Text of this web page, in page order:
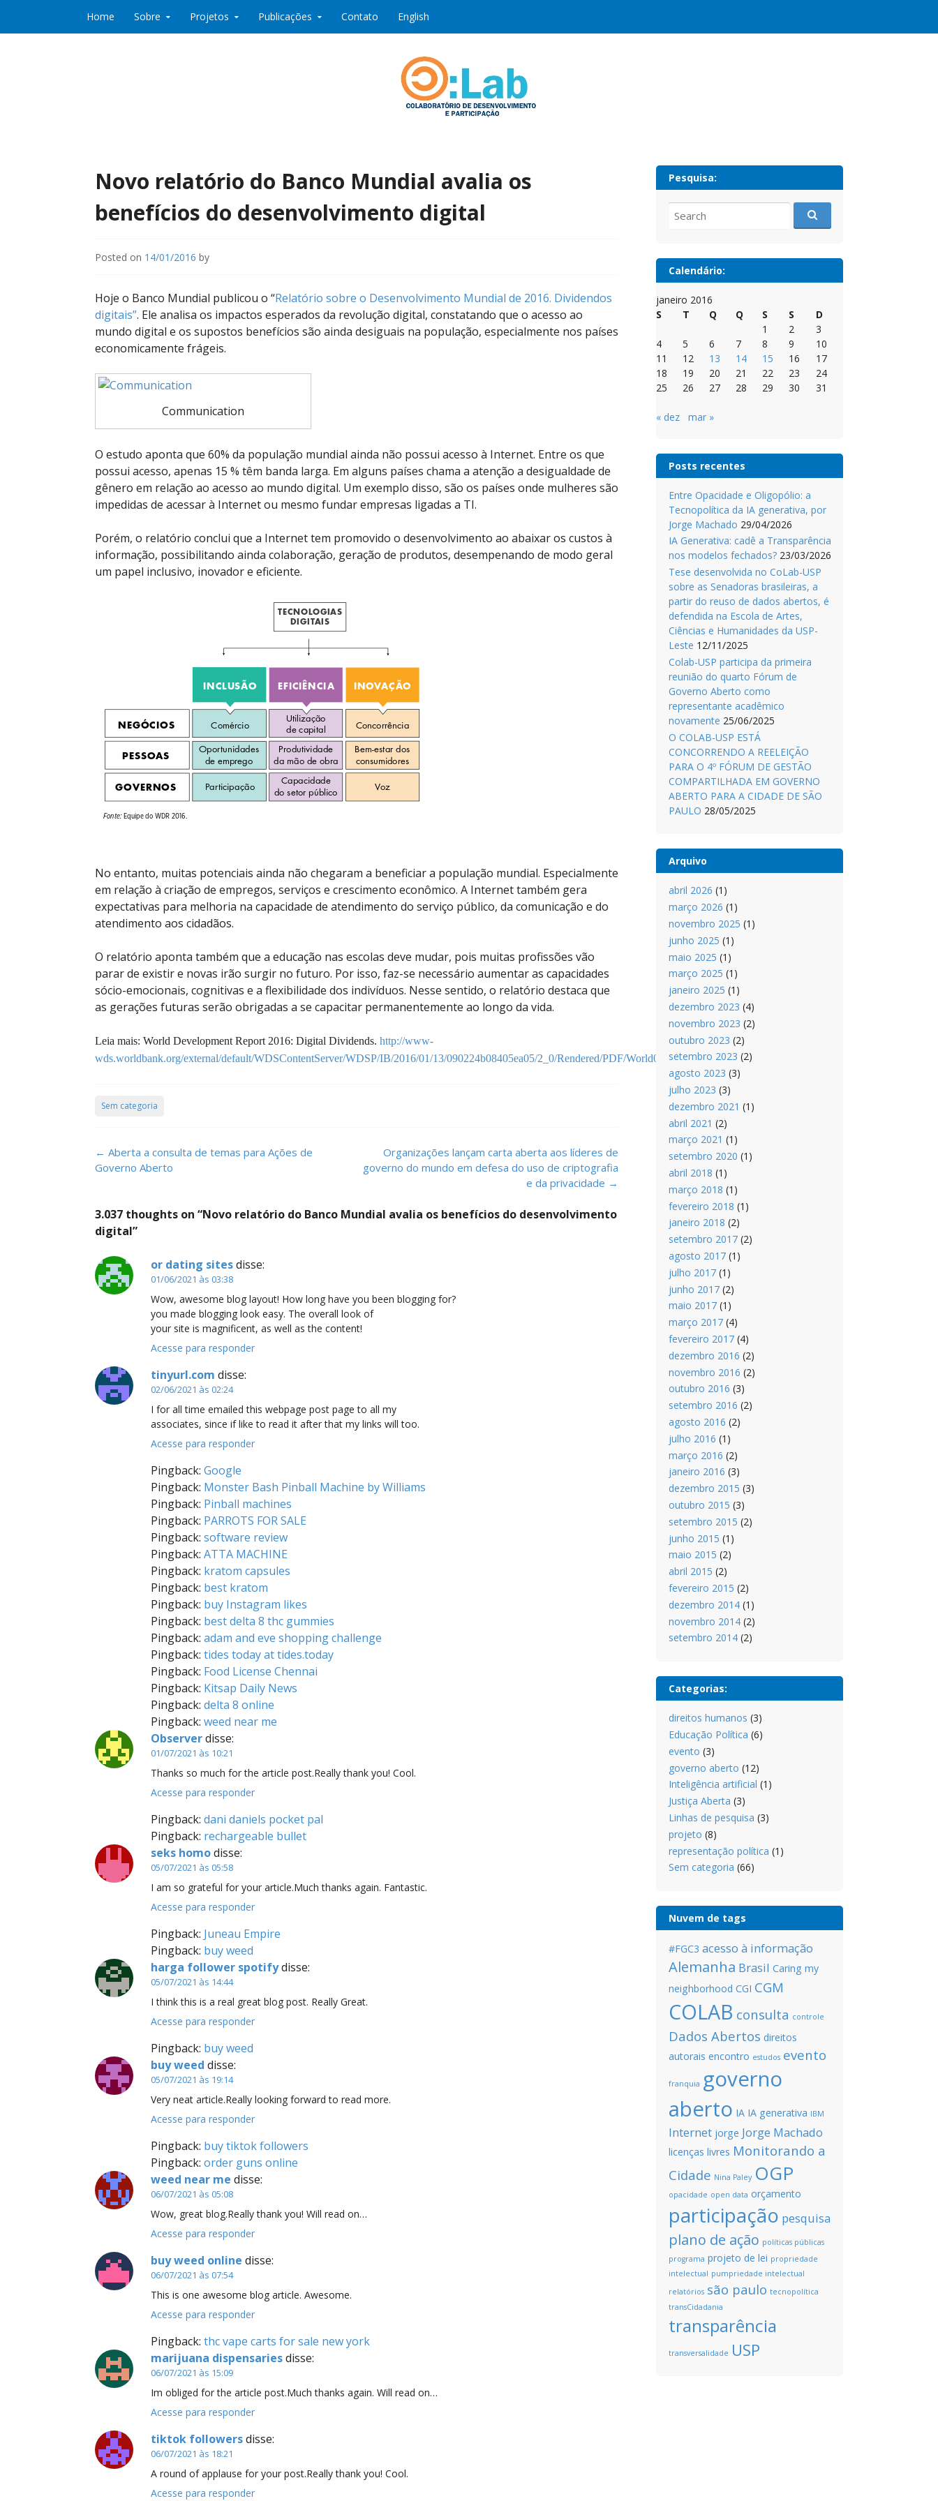
Home Sobre Projetos Publicações Contato English
Novo relatório do Banco Mundial avalia os
benefícios do desenvolvimento digital
Posted on 14/01/2016 by
Hoje o Banco Mundial publicou o “Relatório sobre o Desenvolvimento Mundial de 2016. Dividendos
digitais”. Ele analisa os impactos esperados da revolução digital, constatando que o acesso ao
mundo digital e os supostos benefícios são ainda desiguais na população, especialmente nos países
economicamente frágeis.
Communication
O estudo aponta que 60% da população mundial ainda não possui acesso à Internet. Entre os que
possui acesso, apenas 15 % têm banda larga. Em alguns países chama a atenção a desigualdade de
gênero em relação ao acesso ao mundo digital. Um exemplo disso, são os países onde mulheres são
impedidas de acessar à Internet ou mesmo fundar empresas ligadas a TI.
Porém, o relatório conclui que a Internet tem promovido o desenvolvimento ao abaixar os custos à
informação, possibilitando ainda colaboração, geração de produtos, desempenando de modo geral
um papel inclusivo, inovador e eficiente.
No entanto, muitas potenciais ainda não chegaram a beneficiar a população mundial. Especialmente
em relação à criação de empregos, serviços e crescimento econômico. A Internet também gera
expectativas para melhoria na capacidade de atendimento do serviço público, da comunicação e do
atendimento aos cidadãos.
O relatório aponta também que a educação nas escolas deve mudar, pois muitas profissões vão
parar de existir e novas irão surgir no futuro. Por isso, faz-se necessário aumentar as capacidades
sócio-emocionais, cognitivas e a flexibilidade dos indivíduos. Nesse sentido, o relatório destaca que
as gerações futuras serão obrigadas a se capacitar permanentemente ao longo da vida.
Leia mais: World Development Report 2016: Digital Dividends. http://www-
wds.worldbank.org/external/default/WDSContentServer/WDSP/IB/2016/01/13/090224b08405ea05/2_0/Rendered/PDF/World0developm0000digital0dividends.pdf
Sem categoria
Post
navigation
← Aberta a consulta de temas para Ações de
Governo Aberto
Organizações lançam carta aberta aos líderes de
governo do mundo em defesa do uso de criptografia
e da privacidade →
3.037 thoughts on “Novo relatório do Banco Mundial avalia os benefícios do desenvolvimento
digital”
or dating sitesdisse:
01/06/2021 às 03:38
Wow, awesome blog layout! How long have you been blogging for?
you made blogging look easy. The overall look of
your site is magnificent, as well as the content!
Acesse para responder
tinyurl.com disse:
02/06/2021 às 02:24
I for all time emailed this webpage post page to all my
associates, since if like to read it after that my links will too.
Acesse para responder
Pingback: Google
Pingback: Monster Bash Pinball Machine by Williams
Pingback: Pinball machines
Pingback: PARROTS FOR SALE
Pingback: software review
Pingback: ATTA MACHINE
Pingback: kratom capsules
Pingback: best kratom
Pingback: buy Instagram likes
Pingback: best delta 8 thc gummies
Pingback: adam and eve shopping challenge
Pingback: tides today at tides.today
Pingback: Food License Chennai
Pingback: Kitsap Daily News
Pingback: delta 8 online
Pingback: weed near me
Observerdisse:
01/07/2021 às 10:21
Thanks so much for the article post.Really thank you! Cool.
Acesse para responder
Pingback: dani daniels pocket pal
Pingback: rechargeable bullet
seks homodisse:
05/07/2021 às 05:58
I am so grateful for your article.Much thanks again. Fantastic.
Acesse para responder
Pingback: Juneau Empire
Pingback: buy weed
harga follower spotifydisse:
05/07/2021 às 14:44
I think this is a real great blog post. Really Great.
Acesse para responder
Pingback: buy weed
buy weed disse:
05/07/2021 às 19:14
Very neat article.Really looking forward to read more.
Acesse para responder
Pingback: buy tiktok followers
Pingback: order guns online
weed near me disse:
06/07/2021 às 05:08
Wow, great blog.Really thank you! Will read on…
Acesse para responder
buy weed online disse:
06/07/2021 às 07:54
This is one awesome blog article. Awesome.
Acesse para responder
Pingback: thc vape carts for sale new york
marijuana dispensariesdisse:
06/07/2021 às 15:09
Im obliged for the article post.Much thanks again. Will read on…
Acesse para responder
tiktok followersdisse:
06/07/2021 às 18:21
A round of applause for your post.Really thank you! Cool.
Acesse para responder
Pesquisa:
for:
Calendário:
janeiro 2016
S
T Q Q S S
D
1
2
3
4
5 6 7 8 9
10
11
12 13 14 15 16
17
18
19 20 21 22 23
24
25
26 27 28 29 30 31
« dez mar »
Posts recentes
Entre Opacidade e Oligopólio: a
Tecnopolítica da IA generativa, por
Jorge Machado 29/04/2026
IA Generativa: cadê a Transparência
nos modelos fechados? 23/03/2026
Tese desenvolvida no CoLab-USP
sobre as Senadoras brasileiras, a
partir do reuso de dados abertos, é
defendida na Escola de Artes,
Ciências e Humanidades da USP-
Leste 12/11/2025
Colab-USP participa da primeira
reunião do quarto Fórum de
Governo Aberto como
representante acadêmico
novamente 25/06/2025
O COLAB-USP ESTÁ
CONCORRENDO A REELEIÇÃO
PARA O 4º FÓRUM DE GESTÃO
COMPARTILHADA EM GOVERNO
ABERTO PARA A CIDADE DE SÃO
PAULO 28/05/2025
Arquivo
abril 2026 (1)
março 2026 (1)
novembro 2025 (1)
junho 2025 (1)
maio 2025 (1)
março 2025 (1)
janeiro 2025 (1)
dezembro 2023 (4)
novembro 2023 (2)
outubro 2023 (2)
setembro 2023 (2)
agosto 2023 (3)
julho 2023 (3)
dezembro 2021 (1)
abril 2021 (2)
março 2021 (1)
setembro 2020 (1)
abril 2018 (1)
março 2018 (1)
fevereiro 2018 (1)
janeiro 2018 (2)
setembro 2017(2)
agosto 2017(1)
julho 2017(1)
junho 2017(2)
maio 2017(1)
março 2017(4)
fevereiro 2017(4)
dezembro 2016 (2)
novembro 2016 (2)
outubro 2016 (3)
setembro 2016 (2)
agosto 2016 (2)
julho 2016 (1)
março 2016 (2)
janeiro 2016 (3)
dezembro 2015 (3)
outubro 2015 (3)
setembro 2015 (2)
junho 2015 (1)
maio 2015 (2)
abril 2015 (2)
fevereiro 2015 (2)
dezembro 2014(1)
novembro 2014(2)
setembro 2014(2)
Categorias:
direitos humanos (3)
Educação Política (6)
evento (3)
governo aberto (12)
Inteligência artificial (1)
Justiça Aberta (3)
Linhas de pesquisa (3)
projeto (8)
representação política (1)
Sem categoria (66)
Nuvem de tags
#FGC3 acesso à informação
Alemanha Brasil Caring my
neighborhood CGI CGM
COLAB consulta controle
Dados Abertos direitos
autorais encontro estudos evento
franquia governo
aberto IA IA generativa IBM
Internet jorge Jorge Machado
licenças livres Monitorando a
Cidade Nina Paley OGP
opacidade open data orçamento
participação pesquisa
plano de ação políticas públicas
programa projeto de lei propriedade
intelectual pumpriedade intelectual
relatórios são paulo tecnopolítica
transCidadania
transparência
transversalidade USP